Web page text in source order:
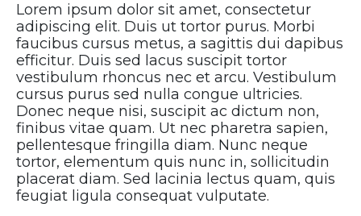
Lorem ipsum dolor sit amet, consectetur
adipiscing elit. Duis ut tortor purus. Morbi
faucibus cursus metus, a sagittis dui dapibus
efficitur. Duis sed lacus suscipit tortor
vestibulum rhoncus nec et arcu. Vestibulum
cursus purus sed nulla congue ultricies.
Donec neque nisi, suscipit ac dictum non,
finibus vitae quam. Ut nec pharetra sapien,
pellentesque fringilla diam. Nunc neque
tortor, elementum quis nunc in, sollicitudin
placerat diam. Sed lacinia lectus quam, quis
feugiat ligula consequat vulputate.